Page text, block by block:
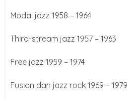
Modal jazz 1958 – 1964
Third-stream jazz 1957 – 1963
Free jazz 1959 – 1974
Fusion dan jazz rock 1969 – 1979